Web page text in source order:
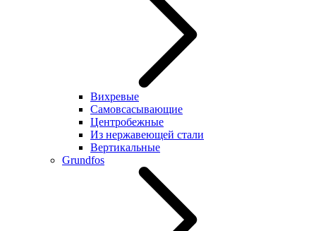
Вихревые
Самовсасывающие
Центробежные
Из нержавеющей стали
Вертикальные
Grundfos